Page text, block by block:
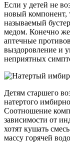
Если у детей не
новый компонент,
называемый
медом. Конечно
аптечные
выздоровление и
неприятных
Детям старшего
натертого
Соотношение
зависимости от
хотят кушать
массу горячей